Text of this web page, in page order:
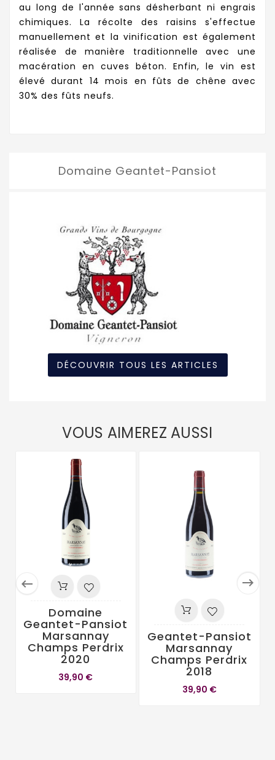
au long de l'année sans désherbant ni engrais
chimiques. La récolte des raisins s'effectue
manuellement et la vinification est également
réalisée de manière traditionnelle avec une
macération en cuves béton. Enfin, le vin est
élevédurant 14 mois en fûts de chêne avec
30% des fûts neufs.
Domaine Geantet-Pansiot
DÉCOUVRIR TOUS LES ARTICLES
VOUS AIMEREZ AUSSI
 
Domaine
Geantet-Pansiot
Marsannay
Champs Perdrix
2020
39,90 €
Geantet-Pansiot
Marsannay
Champs Perdrix
2018
39,90 €